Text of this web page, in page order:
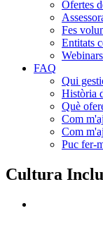
Ofertes
Fes
Entitats
Webinars
FAQ
Qui
Història
Què
Com
Com
Puc fer-
Cultura